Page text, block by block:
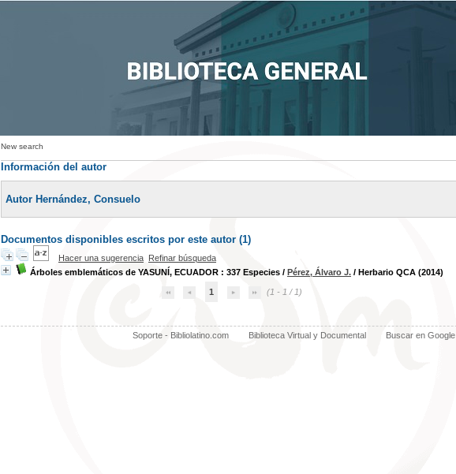
New search
Información del autor
Autor Hernández, Consuelo
Documentos disponibles escritos por este autor (1)
Hacer una sugerencia Refinar búsqueda
Árboles emblemáticos de YASUNÍ, ECUADOR : 337 Especies / Pérez, Álvaro J. / Herbario QCA (2014)
1 (1 - 1 / 1)
Soporte - Bibliolatino.com Biblioteca Virtual y Documental Buscar en Google